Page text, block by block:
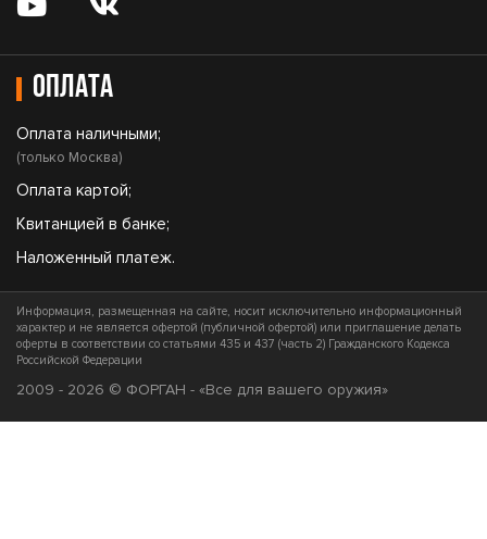
Оплата
Оплата наличными;
(только Москва)
Оплата картой;
Квитанцией в банке;
Наложенный платеж.
Информация, размещенная на сайте, носит исключительно информационный
характер и не является офертой (публичной офертой) или приглашение делать
оферты в соответствии со статьями 435 и 437 (часть 2) Гражданского Кодекса
Российской Федерации
2009 - 2026 © ФОРГАН - «Все для вашего оружия»